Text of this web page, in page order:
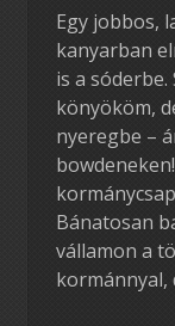
Egy jobbos,
kanyarban
is a
könyököm,
nyeregbe –
Bánatosan
vállamon a
kormánnyal,